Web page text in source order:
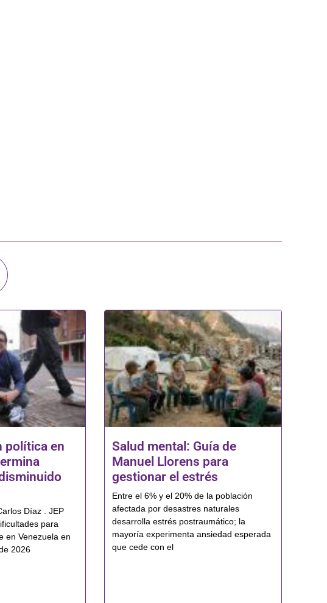
política en
Díaz . JEP
para
en Venezuela en
2026
Salud mental: Guía de
Manuel Llorens para
gestionar el estrés
Entre el 6% y el 20% de la población
afectada por desastres naturales
desarrolla estrés postraumático; la
mayoría experimenta ansiedad esperada
que cede con el